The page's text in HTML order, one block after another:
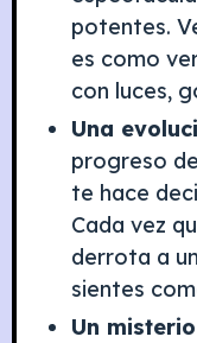
potentes.
es como
con luces,
Una
progreso
te hace
Cada vez
derrota a
sientes
Un